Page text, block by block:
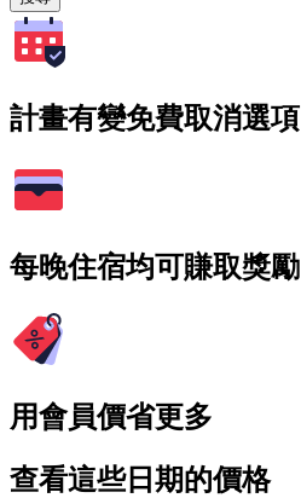
計畫有變免費取消選項
每晚住宿均可賺取獎勵
用會員價省更多
查看這些日期的價格